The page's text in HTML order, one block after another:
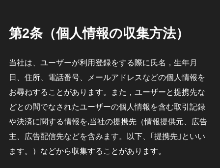
第2条（個人情報の収集方法）
当社は、ユーザーが利用登録をする際に氏名，生年月
日、住所、電話番号、メールアドレスなどの個人情報を
お尋ねすることがあります。また，ユーザーと提携先な
どとの間でなされたユーザーの個人情報を含む取引記録
や決済に関する情報を,当社の提携先（情報提供元、広告
主、広告配信先などを含みます。以下、｢提携先｣といい
ます。）などから収集することがあります。